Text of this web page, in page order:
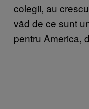
colegii, au
văd de ce sunt
pentru America,